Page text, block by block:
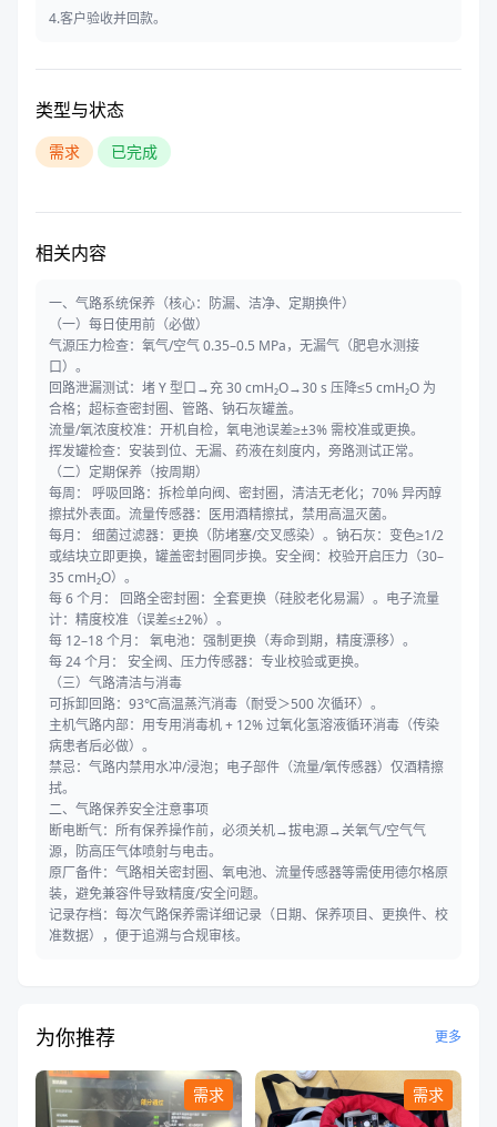
4.客户验收并回款。
类型与状态
需求 已完成
相关内容
一、气路系统保养（核心：防漏、洁净、定期换件）
（一）每日使用前（必做）
气源压力检查：氧气/空气 0.35–0.5 MPa，无漏气（肥皂水测接
口）。
回路泄漏测试：堵 Y 型口→充 30 cmH₂O→30 s 压降≤5 cmH₂O 为
合格；超标查密封圈、管路、钠石灰罐盖。
流量/氧浓度校准：开机自检，氧电池误差≥±3% 需校准或更换。
挥发罐检查：安装到位、无漏、药液在刻度内，旁路测试正常。
（二）定期保养（按周期）
每周： 呼吸回路：拆检单向阀、密封圈，清洁无老化；70% 异丙醇
擦拭外表面。流量传感器：医用酒精擦拭，禁用高温灭菌。
每月： 细菌过滤器：更换（防堵塞/交叉感染）。钠石灰：变色≥1/2
或结块立即更换，罐盖密封圈同步换。安全阀：校验开启压力（30–
35 cmH₂O）。
每 6 个月： 回路全密封圈：全套更换（硅胶老化易漏）。电子流量
计：精度校准（误差≤±2%）。
每 12–18 个月： 氧电池：强制更换（寿命到期，精度漂移）。
每 24 个月： 安全阀、压力传感器：专业校验或更换。
（三）气路清洁与消毒
可拆卸回路：93℃高温蒸汽消毒（耐受＞500 次循环）。
主机气路内部：用专用消毒机 + 12% 过氧化氢溶液循环消毒（传染
病患者后必做）。
禁忌：气路内禁用水冲/浸泡；电子部件（流量/氧传感器）仅酒精擦
拭。
二、气路保养安全注意事项
断电断气：所有保养操作前，必须关机→拔电源→关氧气/空气气
源，防高压气体喷射与电击。
原厂备件：气路相关密封圈、氧电池、流量传感器等需使用德尔格原
装，避免兼容件导致精度/安全问题。
记录存档：每次气路保养需详细记录（日期、保养项目、更换件、校
准数据），便于追溯与合规审核。
为你推荐 更多
需求 需求